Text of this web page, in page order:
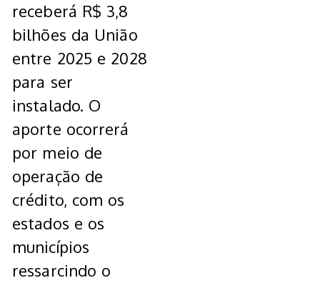
receberá R$ 3,8
bilhões da União
entre 2025 e 2028
para ser
instalado. O
aporte ocorrerá
por meio de
operação de
crédito, com os
estados e os
municípios
ressarcindo o